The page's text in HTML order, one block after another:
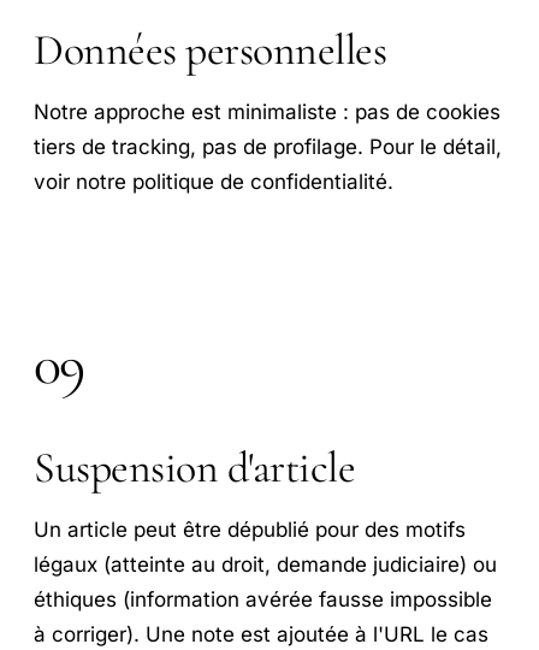
Données personnelles
Notre approche est minimaliste : pas de cookies
tiers de tracking, pas de profilage. Pour le détail,
voir notre politique de confidentialité.
09
Suspension d'article
Un article peut être dépublié pour des motifs
légaux (atteinte au droit, demande judiciaire) ou
éthiques (information avérée fausse impossible
à corriger). Une note est ajoutée à l'URL le cas